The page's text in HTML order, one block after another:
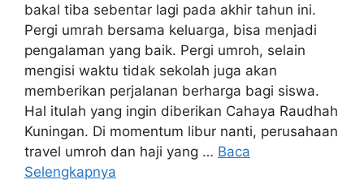
bakal tiba sebentar lagi pada akhir tahun ini.
Pergi umrah bersama keluarga, bisa menjadi
pengalaman yang baik. Pergi umroh, selain
mengisi waktu tidak sekolah juga akan
memberikan perjalanan berharga bagi siswa.
Hal itulah yang ingin diberikan Cahaya Raudhah
Kuningan. Di momentum libur nanti, perusahaan
travel umroh dan haji yang … Baca
Selengkapnya